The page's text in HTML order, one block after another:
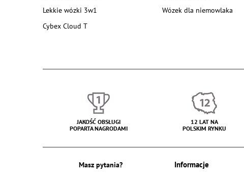
Lekkie wózki 3w1
Wózek dla niemowlaka
Cybex Cloud T
JAKOŚĆ OBSŁUGI
POPARTA NAGRODAMI
12 LAT NA
POLSKIM RYNKU
Masz pytania? Informacje